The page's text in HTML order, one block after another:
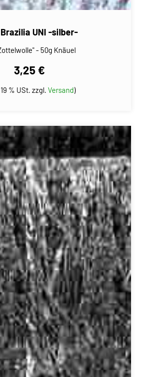
Brazilia UNI -silber-
- 50g Knäuel
3,25 €
% USt. zzgl. Versand)